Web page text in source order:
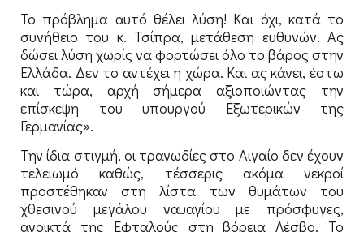
Το πρόβλημα αυτό θέλει λύση! Και όχι, κατά το
συνήθειο του κ. Τσίπρα, μετάθεση ευθυνών. Ας
δώσει λύση χωρίς να φορτώσει όλο το βάρος στην
Ελλάδα. Δεν το αντέχει η χώρα. Και ας κάνει, έστω
και τώρα, αρχή σήμερα αξιοποιώντας την
επίσκεψη του υπουργού Εξωτερικών της
Γερμανίας».
Την ίδια στιγμή, οι τραγωδίες στο Αιγαίο δεν έχουν
τελειωμό καθώς, τέσσερις ακόμα νεκροί
προστέθηκαν στη λίστα των θυμάτων του
χθεσινού μεγάλου ναυαγίου με πρόσφυγες,
ανοικτά της Εφταλούς στη βόρεια Λέσβο. Το